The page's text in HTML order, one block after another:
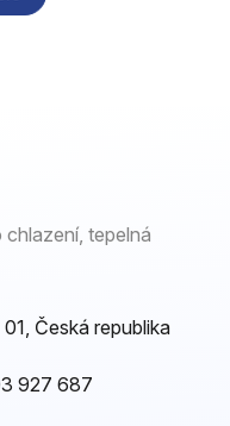
tepelná
Česká republika
927 687